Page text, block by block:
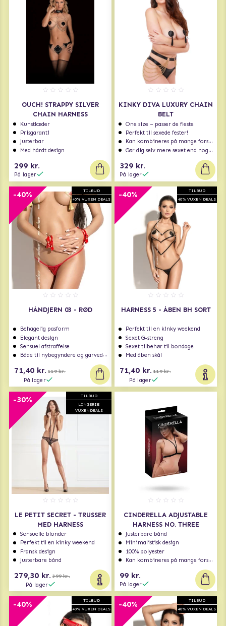
OUCH! STRAPPY SILVER
CHAIN HARNESS
Kunstlæder
Prisgaranti
Justerbar
Med hårdt design
299 kr.
På lager
KINKY DIVA LUXURY CHAIN
BELT
One size – passer de fleste
Perfekt til sexede fester!
Kan kombineres på mange forskellige måder
Gør dig selv mere sexet end nogensinde
329 kr.
På lager
TILBUD
40% VUXEN DEALS
-40%
HÅNDJERN 03 - RØD
Behagelig pasform
Elegant design
Sensuel afstraffelse
Både til nybegyndere og garvede eksperter
71,40 kr. 119 kr.
På lager
TILBUD
40% VUXEN DEALS
-40%
HARNESS 5 - ÅBEN BH SORT
Perfekt til en kinky weekend
Sexet G-streng
Sexet tilbehør til bondage
Med åben skål
71,40 kr. 119 kr.
På lager
TILBUD
LINGERIE
VUXENDEALS
-30%
LE PETIT SECRET - TRUSSER
MED HARNESS
Sensuelle blonder
Perfekt til en kinky weekend
Fransk design
Justerbare bånd
279,30 kr. 399 kr.
På lager
CINDERELLA ADJUSTABLE
HARNESS NO. THREE
Justerbare bånd
Minimalistisk design
100% polyester
Kan kombineres på mange forskellige måder
99 kr.
På lager
TILBUD
40% VUXEN DEALS
-40%
TILBUD
40% VUXEN DEALS
-40%